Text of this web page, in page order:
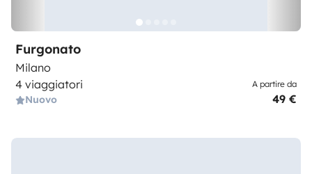
Furgonato
Milano
4 viaggiatori
Nuovo
A partire da
49 €